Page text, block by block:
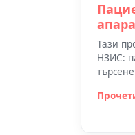
Тази
НЗИС: